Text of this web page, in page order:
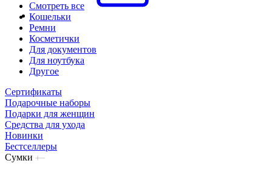
Смотреть все
Кошельки
Ремни
Косметички
Для документов
Для ноутбука
Другое
Сертификаты
Подарочные наборы
Подарки для женщин
Средства для ухода
Новинки
Бестселлеры
Сумки